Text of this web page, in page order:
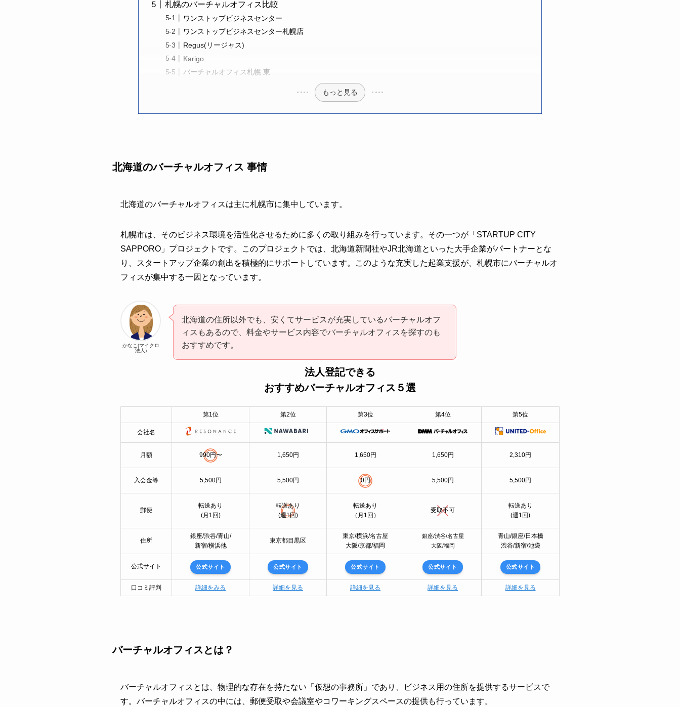
札幌のバーチャルオフィス比較
ワンストップビジネスセンター
ワンストップビジネスセンター札幌店
Regus(リージャス)
Karigo
バーチャルオフィス札幌 東
もっと見る
北海道のバーチャルオフィス 事情
北海道のバーチャルオフィスは主に札幌市に集中しています。
札幌市は、そのビジネス環境を活性化させるために多くの取り組みを行っています。その一つが「STARTUP CITY
SAPPORO」プロジェクトです。このプロジェクトでは、北海道新聞社やJR北海道といった大手企業がパートナーとな
り、スタートアップ企業の創出を積極的にサポートしています。このような充実した起業支援が、札幌市にバーチャルオ
フィスが集中する一因となっています。
かなこ(マイクロ
法人)
北海道の住所以外でも、安くてサービスが充実しているバーチャルオフ
ィスもあるので、料金やサービス内容でバーチャルオフィスを探すのも
おすすめです。
法人登記できる
おすすめバーチャルオフィス５選
第1位 第2位 第3位 第4位 第5位
会社名
月額 990円〜 1,650円 1,650円 1,650円 2,310円
入会金等 5,500円 5,500円 0円 5,500円 5,500円
郵便
転送あり
(月1回)
転送あり
(週1回)
転送あり
（月1回）
受取不可
転送あり
(週1回)
住所
銀座/渋谷/青山/
新宿/横浜他
東京都目黒区
東京/横浜/名古屋
大阪/京都/福岡
銀座/渋谷/名古屋
大阪/福岡
青山/銀座/日本橋
渋谷/新宿/池袋
公式サイト 公式サイト 公式サイト 公式サイト 公式サイト 公式サイト
口コミ評判 詳細をみる 詳細を見る 詳細を見る 詳細を見る 詳細を見る
バーチャルオフィスとは？
バーチャルオフィスとは、物理的な存在を持たない「仮想の事務所」であり、ビジネス用の住所を提供するサービスで
す。バーチャルオフィスの中には、郵便受取や会議室やコワーキングスペースの提供も行っています。